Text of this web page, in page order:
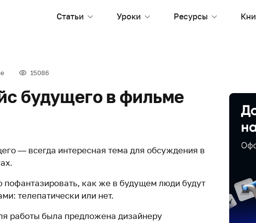
Статьи Уроки Ресурсы
15086
будущего в фильме
— всегда интересная тема для обсуждения в
пофантазировать, как же в будущем люди будут
телепатически или нет.
работы была предложена дизайнеру